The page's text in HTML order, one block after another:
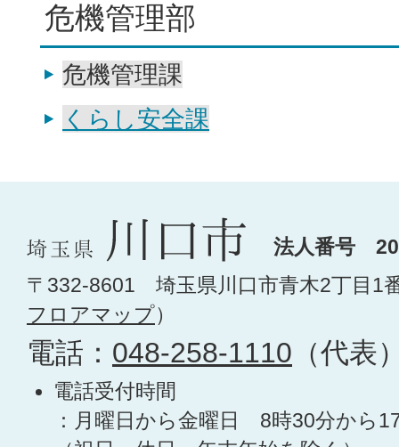
危機管理部
危機管理課
くらし安全課
法人番号
〒332-8601 埼玉県川口市青木2丁目1
フロアマップ）
電話： 048-258-1110 （代表
電話受付時間
：月曜日から金曜日 8時30分から